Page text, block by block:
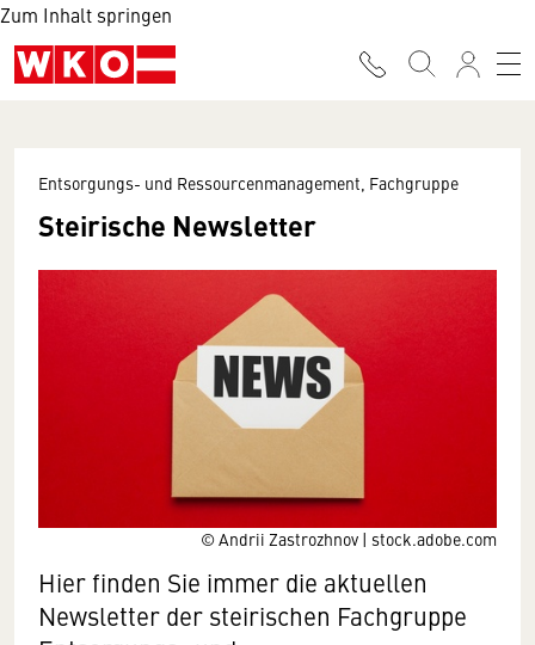
Zum Inhalt springen
© Andrii Zastrozhnov | stock.adobe.com
Entsorgungs- und Ressourcenmanagement, Fachgruppe
Steirische Newsletter
Hier finden Sie immer die aktuellen
Newsletter der steirischen Fachgruppe